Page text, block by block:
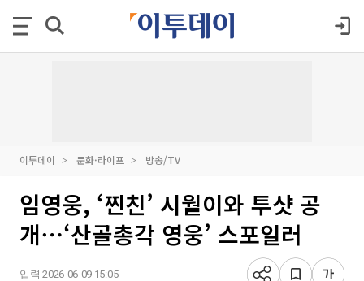
이투데이 문화·라이프 방송/TV
임영웅, ‘찐친’ 시월이와 투샷 공
개⋯‘산골총각 영웅’ 스포일러
입력 2026-06-09 15:05